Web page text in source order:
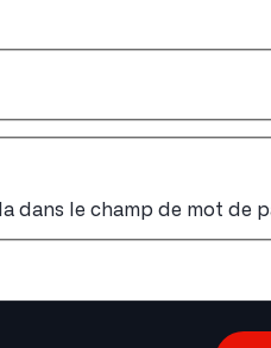
dans le champ de mot de